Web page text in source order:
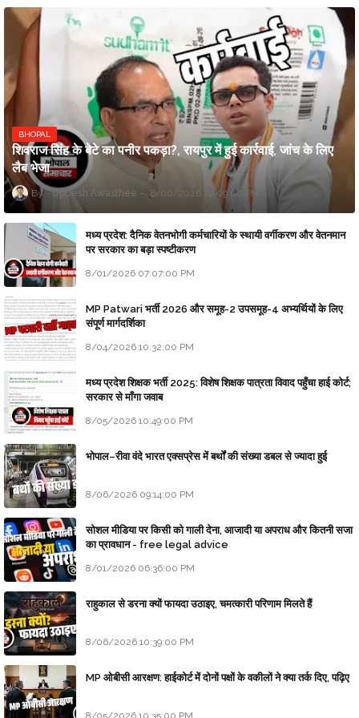
BHOPAL
शिवराज सिंह के बेटे का पनीर पकड़ा?, रायपुर में हुई कार्रवाई, जांच के लिए
लैब भेजा
Updesh Awasthee 8/06/2026 10:09:00 PM
मध्य प्रदेश: दैनिक वेतनभोगी कर्मचारियों के स्थायी वर्गीकरण और वेतनमान
पर सरकार का बड़ा स्पष्टीकरण
8/01/2026 07:07:00 PM
MP Patwari भर्ती 2026 और समूह-2 उपसमूह-4 अभ्यर्थियों के लिए
संपूर्ण मार्गदर्शिका
8/04/2026 10:32:00 PM
मध्य प्रदेश शिक्षक भर्ती 2025: विशेष शिक्षक पात्रता विवाद पहुँचा हाई कोर्ट;
सरकार से माँगा जवाब
8/05/2026 10:49:00 PM
भोपाल–रीवा वंदे भारत एक्सप्रेस में बर्थों की संख्या डबल से ज्यादा हुई
8/06/2026 09:14:00 PM
सोशल मीडिया पर किसी को गाली देना, आजादी या अपराध और कितनी सजा
का प्रावधान - free legal advice
8/01/2026 06:36:00 PM
राहुकाल से डरना क्यों फायदा उठाइए, चमत्कारी परिणाम मिलते हैं
8/06/2026 10:39:00 PM
MP ओबीसी आरक्षण: हाईकोर्ट में दोनों पक्षों के वकीलों ने क्या तर्क दिए, पढ़िए
8/05/2026 10:35:00 PM